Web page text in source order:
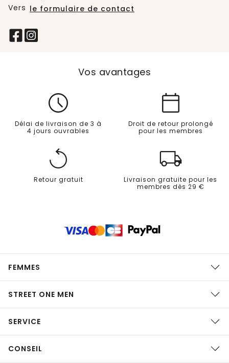
Vers le formulaire de contact
Vos avantages
Délai de livraison de 3 à
4 jours ouvrables
Droit de retour prolongé
pour les membres
Retour gratuit
Livraison gratuite pour les
membres dès 29 €
FEMMES
STREET ONE MEN
SERVICE
CONSEIL